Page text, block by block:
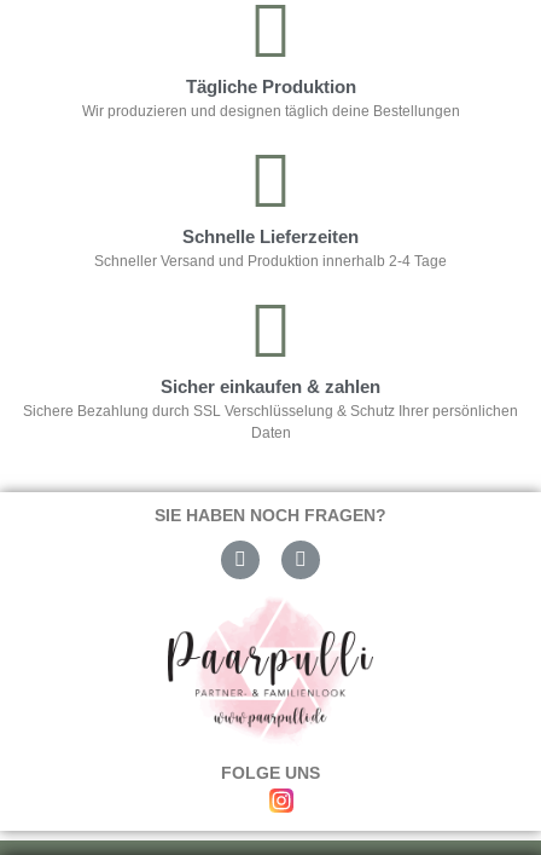
Tägliche Produktion
Wir produzieren und designen täglich deine Bestellungen
Schnelle Lieferzeiten
Schneller Versand und Produktion innerhalb 2-4 Tage
Sicher einkaufen & zahlen
Sichere Bezahlung durch SSL Verschlüsselung & Schutz Ihrer persönlichen
Daten
SIE HABEN NOCH FRAGEN?
FOLGE UNS